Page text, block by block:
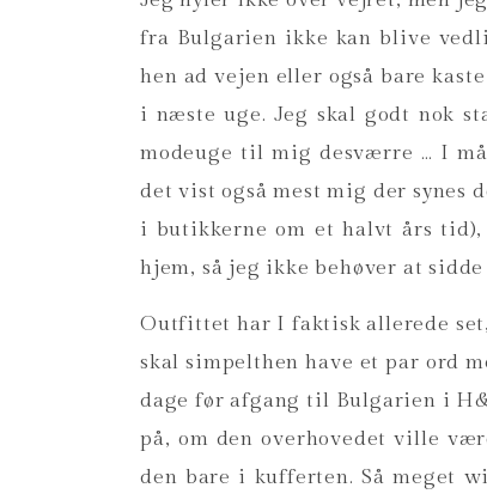
fra Bulgarien ikke kan blive
hen ad vejen eller også bare
i næste uge. Jeg skal godt nok
modeuge til mig desværre … I
det vist også mest mig der synes
i butikkerne om et halvt års
hjem, så jeg ikke behøver at
Outfittet har I faktisk allerede
skal simpelthen have et par ord
dage før afgang til Bulgarien i
på, om den overhovedet ville
den bare i kufferten. Så meget